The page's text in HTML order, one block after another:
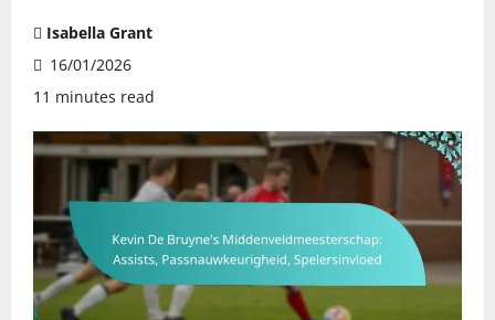
Isabella Grant
16/01/2026
11 minutes read